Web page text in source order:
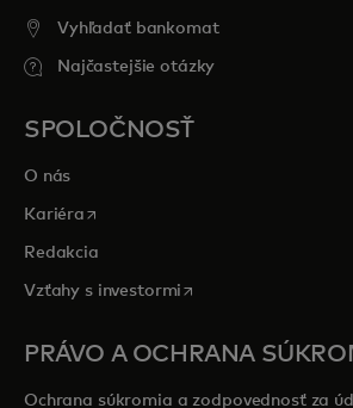
Vyhľadať bankomat
Najčastejšie otázky
SPOLOČNOSŤ
O nás
Kariéra opens in a new tab
Redakcia
Vzťahy s investormi opens in a new tab
PRÁVO A OCHRANA
Ochrana súkromia a zodpovednosť za